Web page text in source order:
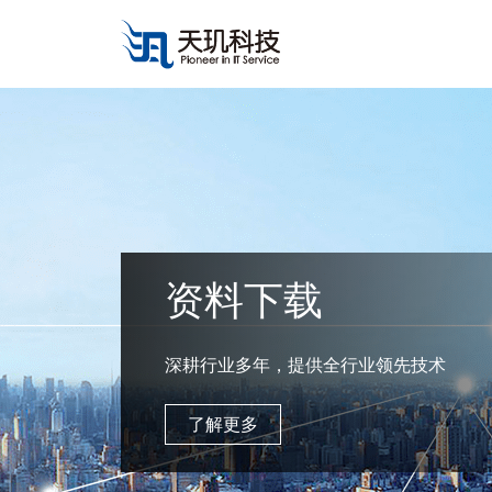
资料下载
深耕行业多年，提供全行业领先技术
了解更多